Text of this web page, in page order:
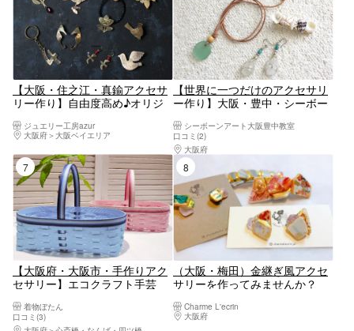
【大阪・住之江・真鍮アクセサ
リー作り】自由度高め♪オリジ
2時間
ジュエリー工房azur
大阪府
大阪ベイエリア
【世界に一つだけのアクセサリ
ー作り】大阪・豊中・シーボー
アクセサリーを手作りしよう！
シーボーンアート大阪豊中教室
口コミ(2)
大阪府
7位
【大阪府・大阪市・手作りアク
セサリー】エコクラフト手芸
ごバッグが編める！
着物ぼたん
口コミ(3)
（大阪・梅田）金継ぎ風アクセ
サリーを作ってみませんか？
Charme L'ecrin
大阪府